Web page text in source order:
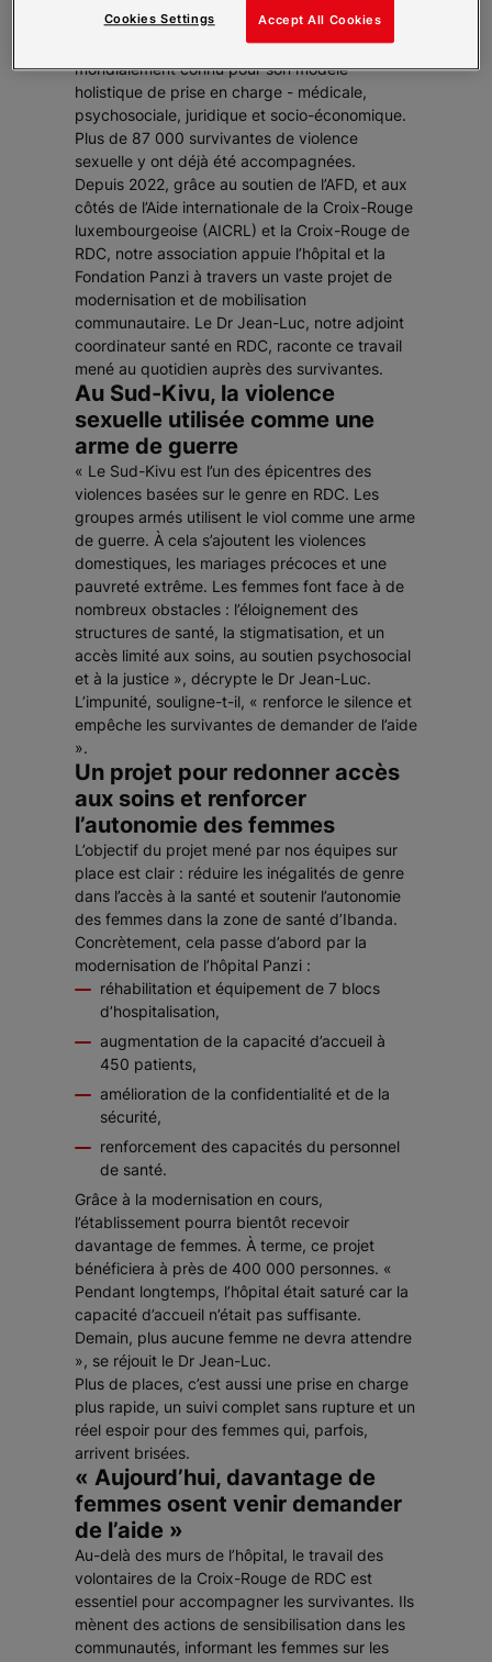
Créé en 1999 par le Dr Denis Mukwege, prix
Nobel de la paix, l’hôpital Panzi est aujourd’hui
mondialement connu pour son modèle
holistique de prise en charge - médicale,
psychosociale, juridique et socio-économique.
Plus de 87 000 survivantes de violence
sexuelle y ont déjà été accompagnées.
Depuis 2022, grâce au soutien de l’AFD, et aux
côtés de l’Aide internationale de la Croix-Rouge
luxembourgeoise (AICRL) et la Croix-Rouge de
RDC, notre association appuie l’hôpital et la
Fondation Panzi à travers un vaste projet de
modernisation et de mobilisation
communautaire. Le Dr Jean-Luc, notre adjoint
coordinateur santé en RDC, raconte ce travail
mené au quotidien auprès des survivantes.
Au Sud-Kivu, la violence
sexuelle utilisée comme une
arme de guerre
« Le Sud-Kivu est l’un des épicentres des
violences basées sur le genre en RDC. Les
groupes armés utilisent le viol comme une arme
de guerre. À cela s’ajoutent les violences
domestiques, les mariages précoces et une
pauvreté extrême. Les femmes font face à de
nombreux obstacles : l’éloignement des
structures de santé, la stigmatisation, et un
accès limité aux soins, au soutien psychosocial
et à la justice », décrypte le Dr Jean-Luc.
L’impunité, souligne-t-il, « renforce le silence et
empêche les survivantes de demander de l’aide
».
Un projet pour redonner accès
aux soins et renforcer
l’autonomie des femmes
L’objectif du projet mené par nos équipes sur
place est clair : réduire les inégalités de genre
dans l’accès à la santé et soutenir l’autonomie
des femmes dans la zone de santé d’Ibanda.
Concrètement, cela passe d’abord par la
modernisation de l’hôpital Panzi :
réhabilitation et équipement de 7 blocs
d’hospitalisation,
augmentation de la capacité d’accueil à
450 patients,
amélioration de la confidentialité et de la
sécurité,
renforcement des capacités du personnel
de santé.
Grâce à la modernisation en cours,
l’établissement pourra bientôt recevoir
davantage de femmes. À terme, ce projet
bénéficiera à près de 400 000 personnes. «
Pendant longtemps, l’hôpital était saturé car la
capacité d’accueil n’était pas suffisante.
Demain, plus aucune femme ne devra attendre
», se réjouit le Dr Jean-Luc.
Plus de places, c’est aussi une prise en charge
plus rapide, un suivi complet sans rupture et un
réel espoir pour des femmes qui, parfois,
arrivent brisées.
« Aujourd’hui, davantage de
femmes osent venir demander
de l’aide »
Au-delà des murs de l’hôpital, le travail des
volontaires de la Croix-Rouge de RDC est
essentiel pour accompagner les survivantes. Ils
mènent des actions de sensibilisation dans les
communautés, informant les femmes sur les
Accept All Cookies
Cookies Settings